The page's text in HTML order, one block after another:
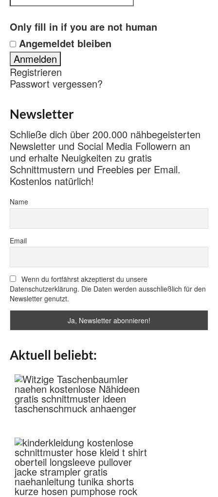
Only fill in if you are not human
Angemeldet bleiben
Registrieren
Passwort vergessen?
Newsletter
Schließe dich über 200.000 nähbegeisterten
Newsletter und Social Media Followern an
und erhalte Neuigkeiten zu gratis
Schnittmustern und Freebies per Email.
Kostenlos natürlich!
Name
Email
Wenn du fortfährst akzeptierst du unsere
Datenschutzerklärung. Die Daten werden ausschließlich für den
Newsletter genutzt.
Aktuell beliebt: